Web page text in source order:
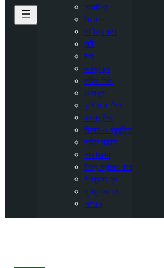
সারাবিশ্ব
বিনোদন
সাহিত্য কথা
নারী
শিশু
জনস্বাস্থ্য
লাইভ টিভি
খেলাধুলা
কৃষি ও বাণিজ্য
এক্সক্লুসিভ
বিজ্ঞান ও প্রযুক্তি
লাইফ স্টাইল
সাক্ষাৎকার
ভিন্ন স্বাদের খবর
উপকূলের মুখ
তৃণমূল সংলাপ
অপরাধ